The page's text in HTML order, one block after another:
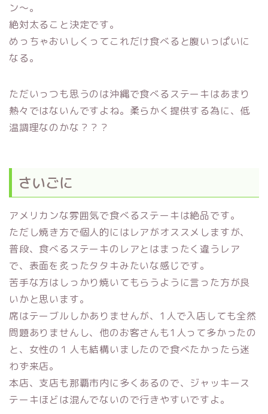
ン～。
絶対太ること決定です。
めっちゃおいしくってこれだけ食べると腹いっぱいに
なる。
ただいっつも思うのは沖縄で食べるステーキはあまり
熱々ではないんですよね。柔らかく提供する為に、低
温調理なのかな？？？
さいごに
アメリカンな雰囲気で食べるステーキは絶品です。
ただし焼き方で個人的にはレアがオススメしますが、
普段、食べるステーキのレアとはまったく違うレア
で、表面を炙ったタタキみたいな感じです。
苦手な方はしっかり焼いてもらうように言った方が良
いかと思います。
席はテーブルしかありませんが、1人で入店しても全然
問題ありませんし、他のお客さんも1人って多かったの
と、女性の１人も結構いましたので食べたかったら迷
わず来店。
本店、支店も那覇市内に多くあるので、ジャッキース
テーキほどは混んでないので行きやすいですよ。